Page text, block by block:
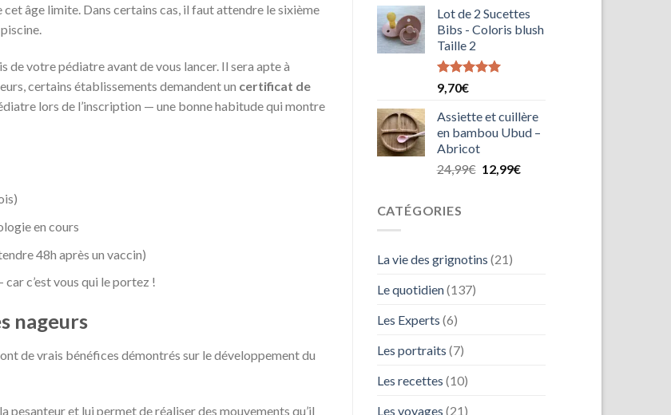
âge limite. Dans certains cas, il faut attendre le sixième
de votre pédiatre avant de vous lancer. Il sera apte à
certains établissements demandent un certificat de
lors de l’inscription — une bonne habitude qui montre
en cours
48h après un vaccin)
car c’est vous qui le portez !
nageurs
de vrais bénéfices démontrés sur le développement du
pesanteur et lui permet de réaliser des mouvements qu’il
Lot de 2 Sucettes
Bibs - Coloris blush
Taille 2
Note5.00
sur 5
9,70€
Assiette et cuillère
en bambou Ubud –
Abricot
24,99€ Le
12,99€Le
CATÉGORIES
La vie des grignotins (21)
Le quotidien(137)
Les Experts (6)
Les portraits (7)
Les recettes (10)
Les voyages (21)